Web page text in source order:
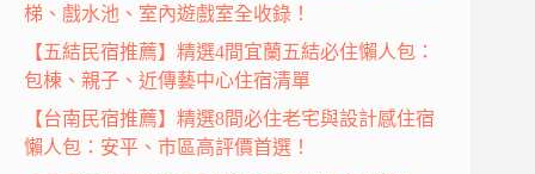
梯、戲水池、室內遊戲室全收錄！
【五結民宿推薦】精選4間宜蘭五結必住懶人包：
包棟、親子、近傳藝中心住宿清單
【台南民宿推薦】精選8間必住老宅與設計感住宿
懶人包：安平、市區高評價首選！